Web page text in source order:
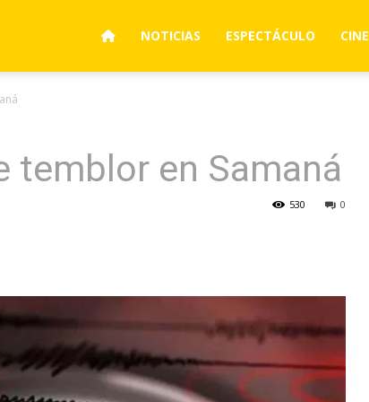
NOTICIAS ESPECTÁCULO CINE
temblor en Samaná
0
530